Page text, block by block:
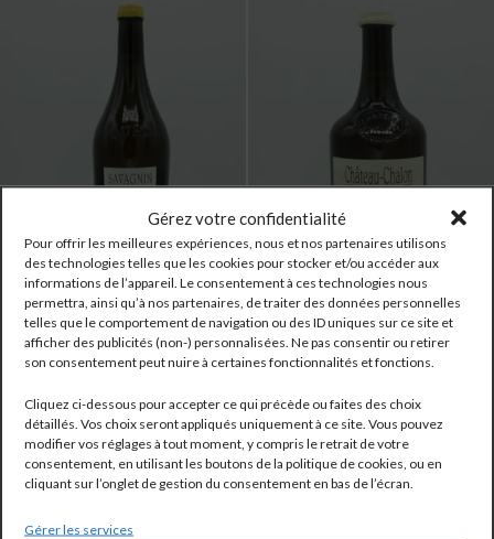
Gérez votre confidentialité
Pour offrir les meilleures expériences, nous et nos partenaires utilisons
des technologies telles que les cookies pour stocker et/ou accéder aux
informations de l’appareil. Le consentement à ces technologies nous
permettra, ainsi qu’à nos partenaires, de traiter des données personnelles
telles que le comportement de navigation ou des ID uniques sur ce site et
afficher des publicités (non-) personnalisées. Ne pas consentir ou retirer
son consentement peut nuire à certaines fonctionnalités et fonctions.
Cliquez ci-dessous pour accepter ce qui précède ou faites des choix
détaillés. Vos choix seront appliqués uniquement à ce site. Vous pouvez
modifier vos réglages à tout moment, y compris le retrait de votre
consentement, en utilisant les boutons de la politique de cookies, ou en
cliquant sur l’onglet de gestion du consentement en bas de l’écran.
Gérer les services
Domaine TISSOT AOC Arbois
Savagnin « Sous Voile » 2019
Blanc
Jura
Réf:2851
52,80€
5 en stock
Domaine TISSOT AOC
Château-Chalon Vin Jaune
2016
Jura
Réf:2848
126,50€
2 en stock